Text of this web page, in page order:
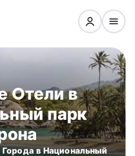
в
парк
Города в Национальный